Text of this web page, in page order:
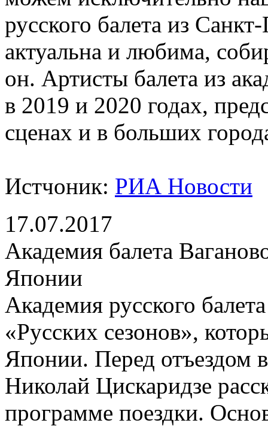
русского балета из
актуальна и любима,
он. Артисты балета из
в 2019 и 2020 годах,
сценах и в больших
Истчоник: РИА Новости
17.07.2017
Академия балета
Японии
Академия русского
«Русских сезонов»,
Японии. Перед отъездом
Николай Цискаридзе
программе поездки.